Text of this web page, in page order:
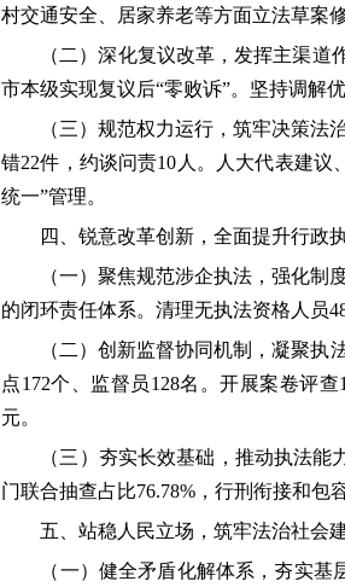
村交通安全、居家养老等方面立法草案
（二）深化复议改革，发挥主渠道作
市本级实现复议后“零败诉”。坚持调解
（三）规范权力运行，筑牢决策法治
错22件，约谈问责10人。人大代表建
统一”管理。
四、锐意改革创新，全面提升行政
（一）聚焦规范涉企执法，强化制度
的闭环责任体系。清理无执法资格人员
（二）创新监督协同机制，凝聚执法
点172个、监督员128名。开展案卷评
元。
（三）夯实长效基础，推动执法能力
门联合抽查占比76.78%，行刑衔接和包
五、站稳人民立场，筑牢法治社会
（一）健全矛盾化解体系，夯实基层